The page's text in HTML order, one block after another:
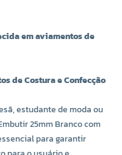
em aviamentos de
de Costura e Confecção
estudante de moda ou
25mm Branco com
para garantir